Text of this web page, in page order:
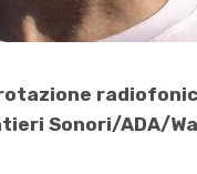
Sonori/ADA/